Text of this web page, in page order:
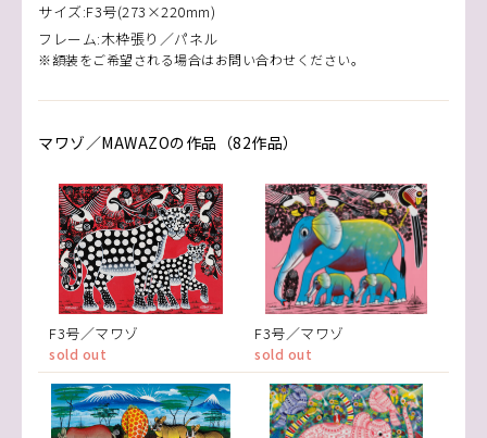
サイズ:F3号(273×220mm)
フレーム:木枠張り／パネル
※額装をご希望される場合はお問い合わせください。
マワゾ／MAWAZOの作品（82作品）
F3号／マワゾ
sold out
F3号／マワゾ
sold out